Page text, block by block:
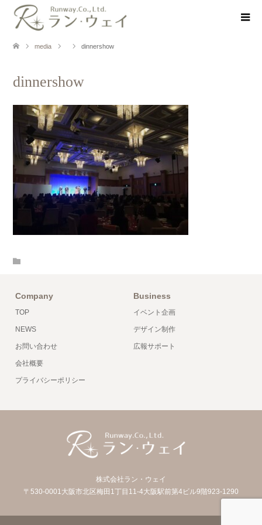
media dinnershow
dinnershow
Company
TOP
NEWS
お問い合わせ
会社概要
プライバシーポリシー
Business
イベント企画
デザイン制作
広報サポート
株式会社ラン・ウェイ
〒530-0001大阪市北区梅田1丁目11-4大阪駅前第4ビル9階923-1290